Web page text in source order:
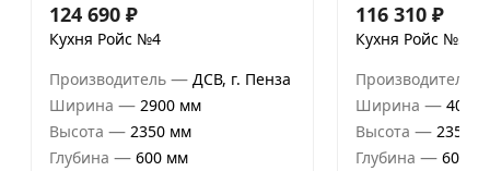
124 690 ₽
Кухня Ройс №4
Производитель — ДСВ, г. Пенза
Ширина — 2900 мм
Высота — 2350 мм
Глубина — 600 мм
116 310 ₽
Кухня Ройс №5
Производитель
Ширина — 4000
Высота — 2350
Глубина — 600